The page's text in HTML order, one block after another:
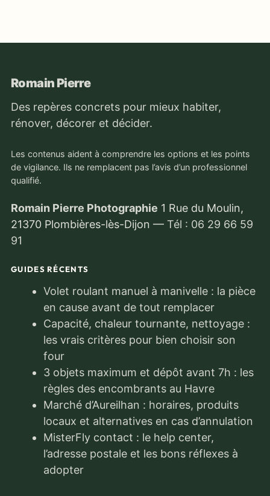
Romain Pierre
Des repères concrets pour mieux habiter,
rénover, décorer et décider.
Les contenus aident à comprendre les options et les points
de vigilance. Ils ne remplacent pas l’avis d’un professionnel
qualifié.
Romain Pierre Photographie 1 Rue du Moulin,
21370 Plombières-lès-Dijon — Tél : 06 29 66 59
91
GUIDES RÉCENTS
Volet roulant manuel à manivelle : la pièce
en cause avant de tout remplacer
Capacité, chaleur tournante, nettoyage :
les vrais critères pour bien choisir son
four
3 objets maximum et dépôt avant 7h : les
règles des encombrants au Havre
Marché d’Aureilhan : horaires, produits
locaux et alternatives en cas d’annulation
MisterFly contact : le help center,
l’adresse postale et les bons réflexes à
adopter